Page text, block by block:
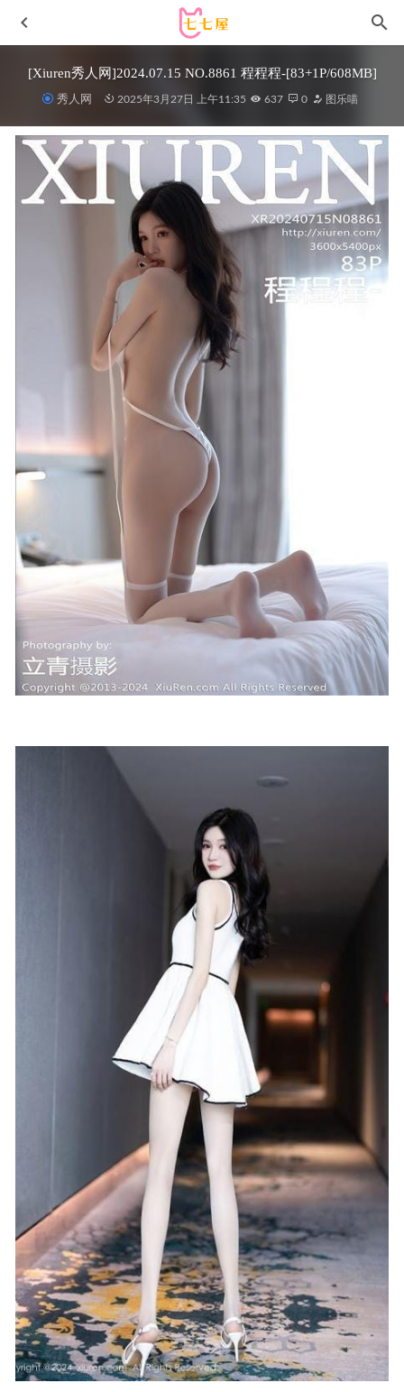
[Xiuren秀人网]2024.07.15 NO.8861 程程程-[83+1P/608MB]
秀人网 2025年3月27日 上午11:35 637 0 图乐喵
[Ugirls尤果网]爱尤物 2022.05.25 No.2332 葛征model[35P]
洛璃LoLiSAMA – NO.65 闲云 [69P-865MB] 2025-01-16
云溪溪 NO.58 奶桃 月 [48P-1.25G] 2023-11-18
[Xiuren秀人网]2024.12.13 NO.9595 小薯条
nienie[76+1P/791MB]
2025-06-07
眼酱大魔王w – NO.82 Fantia 23年2月合集（7期）[44P-
2023-09-16